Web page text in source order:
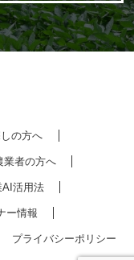
の方へ
業者の方へ
AI活用法
ー情報
プライバシーポリシー